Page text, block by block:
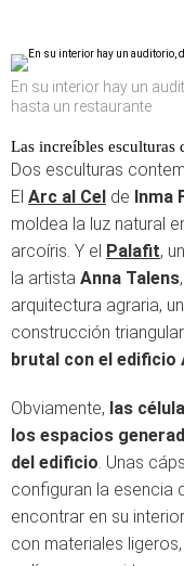
En su interior hay un
hasta un restaurante
Las increíbles esculturas
Dos esculturas
El Arc al Cel de Inma
moldea la luz natural
arcoíris. Y el Palafit,
la artista Anna Talens
arquitectura agraria,
construcción
brutal con el edificio
Obviamente, las
los espacios
del edificio. Unas
configuran la esencia
encontrar en su
con materiales ligeros,